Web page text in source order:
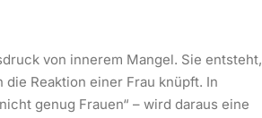
von innerem Mangel. Sie entsteht,
Reaktion einer Frau knüpft. In
genug Frauen“ – wird daraus eine